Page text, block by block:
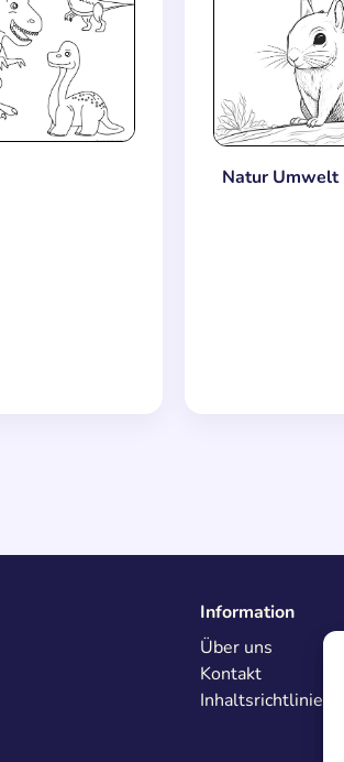
Natur Umwelt
Information
Über uns
Kontakt
Inhaltsrichtlinien